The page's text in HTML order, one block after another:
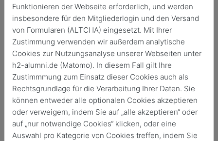
Virtuelle Veranstaltung
Digitale Studieninfotage:
Journalismus (Master)
19. Jan. 2026 von 17:00 18:00
Funktionieren der Webseite erforderlich, und werden
insbesondere für den Mitgliederlogin und den Versand
von Formularen (ALTCHA) eingesetzt. Mit Ihrer
Zustimmung verwenden wir außerdem analytische
Cookies zur Nutzungsanalyse unserer Webseiten unter
h2-alumni.de (Matomo). In diesem Fall gilt Ihre
Zustimmmung zum Einsatz dieser Cookies auch als
Rechtsgrundlage für die Verarbeitung Ihrer Daten. Sie
können entweder alle optionalen Cookies akzeptieren
oder verweigern, indem Sie auf „alle akzeptieren“ oder
auf „nur notwendige Cookies“ klicken, oder eine
Auswahl pro Kategorie von Cookies treffen, indem Sie